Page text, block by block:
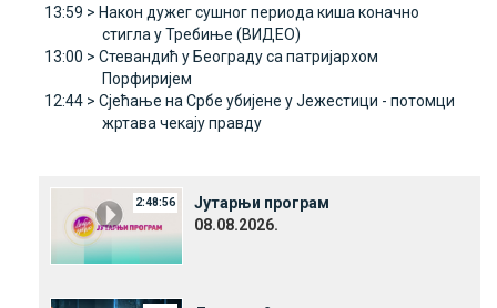
13:59 > Након дужег сушног периода киша коначно
стигла у Требиње (ВИДЕО)
13:00 > Стевандић у Београду са патријархом
Порфиријем
12:44 > Сјећање на Србе убијене у Јежестици - потомци
жртава чекају правду
2:48:56
Јутарњи програм
08.08.2026.